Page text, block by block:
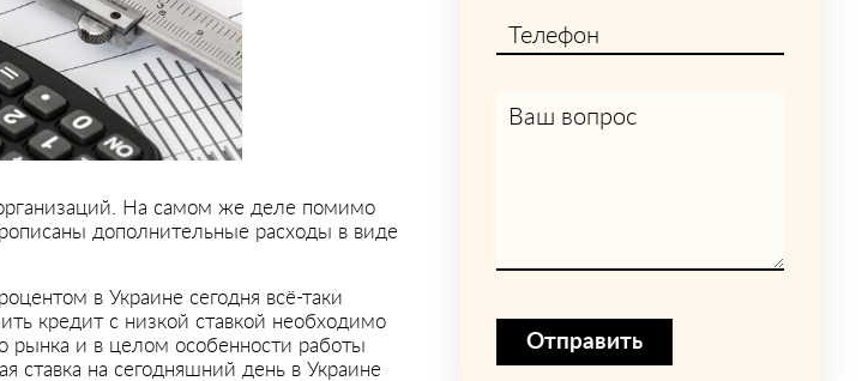
Телефон
Ваш вопрос
Отправить
На самом же деле помимо
дополнительные расходы в виде
в Украине сегодня всё-таки
кредит с низкой ставкой необходимо
рынка и в целом особенности работы
ставка на сегодняшний день в Украине